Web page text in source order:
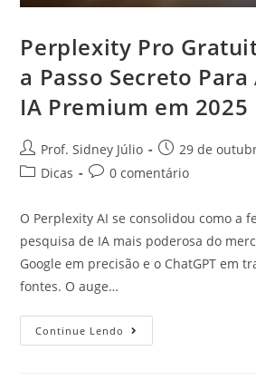
Perplexity Pro
a Passo Secreto Para
IA Premium em 2025
Prof. Sidney Júlio
29 de
Dicas
0 comentário
O Perplexity AI se consolidou como a
pesquisa de IA mais poderosa do
Google em precisão e o ChatGPT em
fontes. O auge…
Continue Lendo